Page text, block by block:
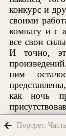
конкурс и
своими
комнату и с
все свои
И точно,
ним
как ночь
духовная
всех. «В
Портрет.